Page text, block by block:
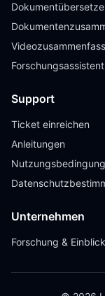
Forschungsassistent
Support
Ticket einreichen
Anleitungen
Unternehmen
Forschung &